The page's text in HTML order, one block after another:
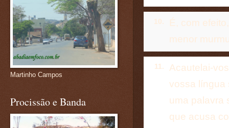
10.
É, com
menor
11.
Acautelai-
vossa língua
uma palavra
que acusa
Martinho Campos
Procissão e Banda